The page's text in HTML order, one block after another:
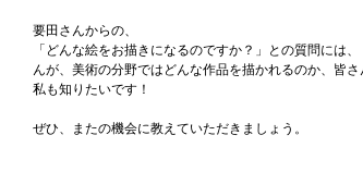
要田さんからの、
「どんな絵をお描きになるのですか？」との質問には
んが、美術の分野ではどんな作品を描かれるのか、皆さ
私も知りたいです！
ぜひ、またの機会に教えていただきましょう。